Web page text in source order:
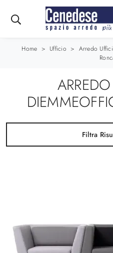
Home > Ufficio > Arredo
Filtra